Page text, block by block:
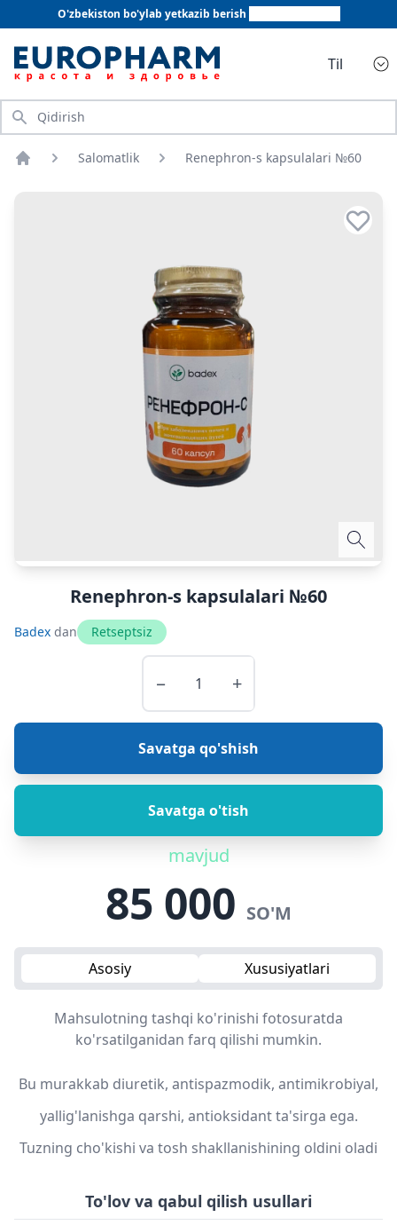
O'zbekiston bo'ylab yetkazib berish
Til
Qidirish
Salomatlik Renephron-s kapsulalari №60
Renephron-s kapsulalari №60
Badex dan Retseptsiz
− +
Savatga qo'shish
Savatga o'tish
mavjud
85 000 SO'M
Asosiy Xususiyatlari
Mahsulotning tashqi ko'rinishi fotosuratda
ko'rsatilganidan farq qilishi mumkin.
Bu murakkab diuretik, antispazmodik, antimikrobiyal,
yallig'lanishga qarshi, antioksidant ta'sirga ega.
Tuzning cho'kishi va tosh shakllanishining oldini oladi
To'lov va qabul qilish usullari